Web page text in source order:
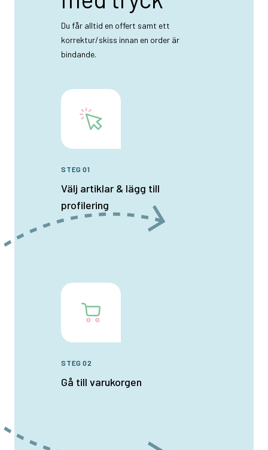
Du får alltid en offert samt ett
korrektur/skiss innan en order är
bindande.
STEG 01
Välj artiklar & lägg till
profilering
STEG 02
Gå till varukorgen